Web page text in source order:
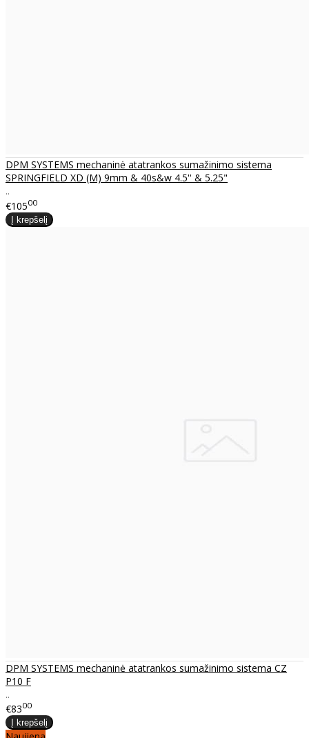
DPM SYSTEMS mechaninė atatrankos sumažinimo sistema
SPRINGFIELD XD (M) 9mm & 40s&w 4.5'' & 5.25"
..
€10500
DPM SYSTEMS mechaninė atatrankos sumažinimo sistema CZ
P10 F
..
€8300